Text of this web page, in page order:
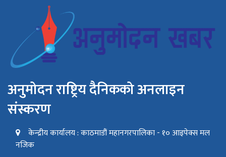
अनुमोदन राष्ट्रिय दैनिकको अनलाइन
संस्करण
केन्द्रीय कार्यालय : काठमाडौं महानगरपालिका - १० आइपेक्स मल
नजिक